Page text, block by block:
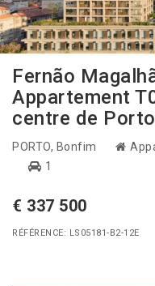
Fernão
Appartement
centre de Porto
PORTO, Bonfim
1
€ 337 500
RÉFÉRENCE: LS05181-B2-12E